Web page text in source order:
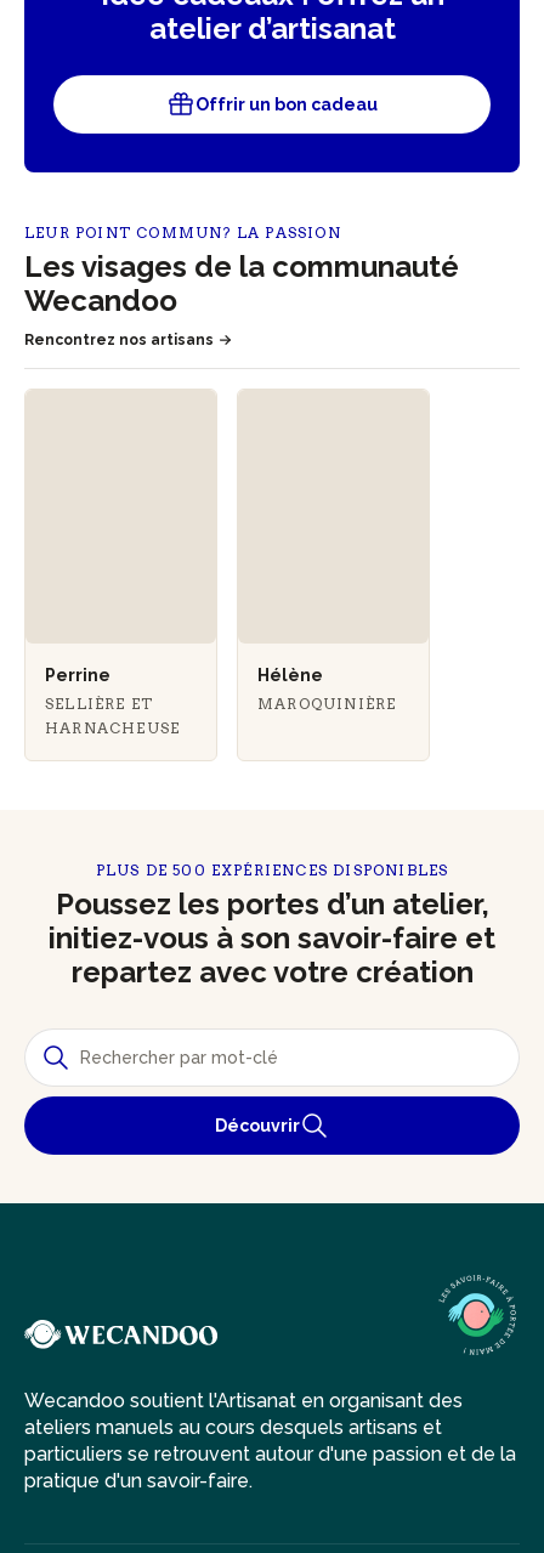
atelier d’artisanat
Offrir un bon cadeau
LEUR POINT COMMUN? LA PASSION
Les visages de la communauté
Wecandoo
Rencontrez nos artisans
Perrine
SELLIÈRE ET
HARNACHEUSE
Hélène
MAROQUINIÈRE
PLUS DE 500 EXPÉRIENCES DISPONIBLES
Poussez les portes d’un atelier,
initiez-vous à son savoir-faire et
repartez avec votre création
Découvrir
Wecandoo soutient l'Artisanat en organisant des
ateliers manuels au cours desquels artisans et
particuliers se retrouvent autour d'une passion et de la
pratique d'un savoir-faire.